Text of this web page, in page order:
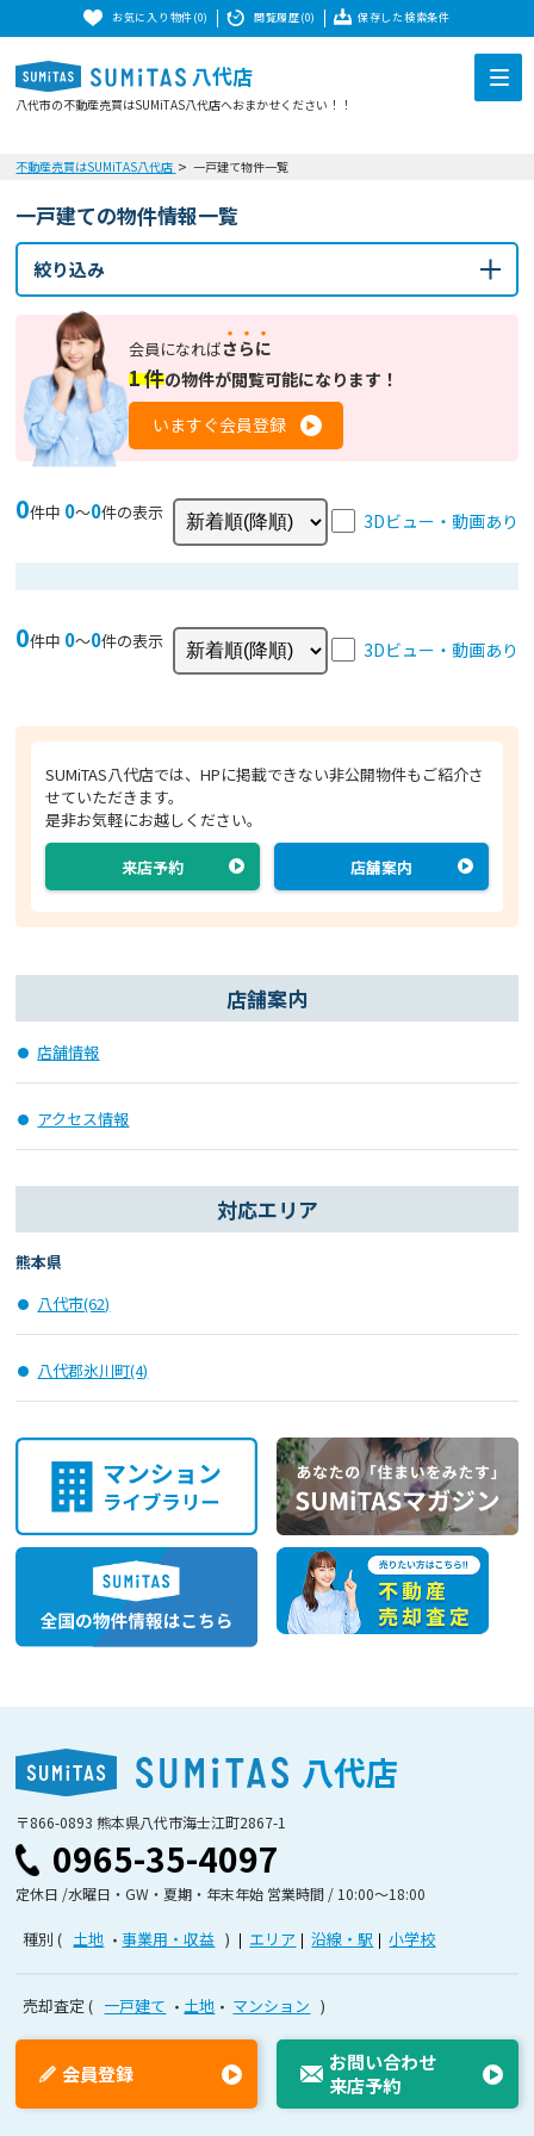
お気に入り物件(0) 閲覧履歴(0) 保存した検索条件
八代店
八代市の不動産売買はSUMiTAS八代店へおまかせください！！
不動産売買はSUMiTAS八代店 一戸建て物件一覧
一戸建ての物件情報一覧
絞り込み
会員になればさらに
1件の物件が閲覧可能になります！
いますぐ会員登録
0件中 0〜0件の表示 3Dビュー・動画あり
0件中 0〜0件の表示 3Dビュー・動画あり
SUMiTAS八代店では、HPに掲載できない非公開物件もご紹介さ
せていただきます。
是非お気軽にお越しください。
来店予約 店舗案内
店舗案内
店舗情報
アクセス情報
対応エリア
熊本県
八代市(62)
八代郡氷川町(4)
八代店
〒866-0893 熊本県八代市海士江町2867-1
0965-35-4097
定休日 /水曜日・GW・夏期・年末年始 営業時間 / 10:00〜18:00
種別 土地 事業用・収益 エリア 沿線・駅 小学校
売却査定 一戸建て 土地 マンション
お問い合わせ
来店予約
会員登録